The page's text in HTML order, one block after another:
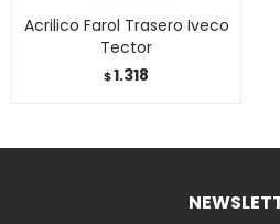
Acrilico Farol Trasero Iveco
Tector
$1.318